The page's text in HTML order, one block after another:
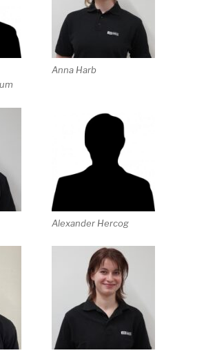
Anna Harb
Alexander Hercog